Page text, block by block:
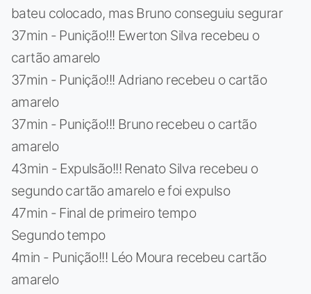
bateu colocado, mas Bruno conseguiu segurar
37min - Punição!!! Ewerton Silva recebeu o
cartão amarelo
37min - Punição!!! Adriano recebeu o cartão
amarelo
37min - Punição!!! Bruno recebeu o cartão
amarelo
43min - Expulsão!!! Renato Silva recebeu o
segundo cartão amarelo e foi expulso
47min - Final de primeiro tempo
Segundo tempo
4min - Punição!!! Léo Moura recebeu cartão
amarelo